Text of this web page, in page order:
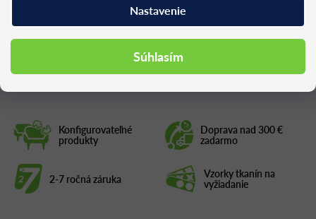
Nastavenie
Súhlasím
Konfigurovateľné
produkty
Doprava nad 300 €
zadarmo
2-7 ročná záruka Vzorky tkanín na
vyžiadanie
Podobné produkty